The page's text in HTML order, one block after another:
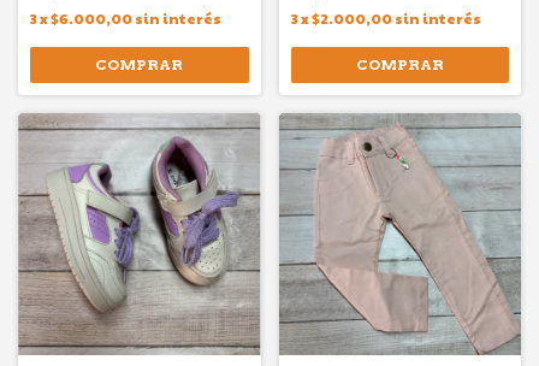
3x$6.000,00sin interés
COMPRAR
3x$2.000,00 sin interés
COMPRAR